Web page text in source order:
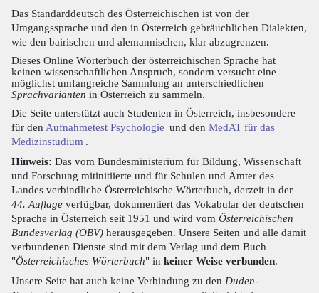
Das Standarddeutsch des Österreichischen ist von der
Umgangssprache und den in Österreich gebräuchlichen Dialekten,
wie den bairischen und alemannischen, klar abzugrenzen.
Dieses Online Wörterbuch der österreichischen Sprache hat
keinen wissenschaftlichen Anspruch, sondern versucht eine
möglichst umfangreiche Sammlung an unterschiedlichen
Sprachvarianten in Österreich zu sammeln.
Die Seite unterstützt auch Studenten in Österreich, insbesondere
für den Aufnahmetest Psychologie und den MedAT für das
Medizinstudium .
Hinweis: Das vom Bundesministerium für Bildung, Wissenschaft
und Forschung mitinitiierte und für Schulen und Ämter des
Landes verbindliche Österreichische Wörterbuch, derzeit in der
44. Auflage verfügbar, dokumentiert das Vokabular der deutschen
Sprache in Österreich seit 1951 und wird vom Österreichischen
Bundesverlag (ÖBV) herausgegeben. Unsere Seiten und alle damit
verbundenen Dienste sind mit dem Verlag und dem Buch
"Österreichisches Wörterbuch" in keiner Weise verbunden.
Unsere Seite hat auch keine Verbindung zu den Duden-